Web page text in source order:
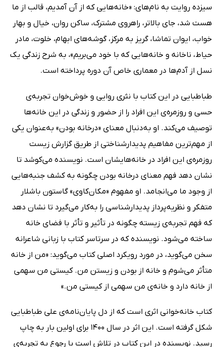
سیزده روایت به نام‌های: «خانه‌هایی که از آن آمدیم، قالب از ما
هست شد، جای بالاتر، راهروی مشترک، ساکن روان، خیال و بهار
خواب، ایوان تماشا، گریز به مرکز، گوشه‌های ابهام، خلوت، مادر
حیاط، ناخانه و خانه‌هایی که با خود می‌بریم»، به شرح زندگی یک
نسل از آدم‌ها در معماری خاص آن دوره پرداخته است.
طباطبایی در این کتاب با نثری روایی و خوش‌خوان تجربه‌ی
حسی و روزمره‌ی این افراد را از حضور و زندگی در این خانه‌ها
توصیف می‌کند. او به‌دنبال معنای «درخانه بودن» به‌عنوان یکی
از مهم‌ترین مفاهیم پدیدارشناختی از طریق گزارش زیست
روزمره‌ی این افراد در خانه‌هایشان است. نویسنده می‌کوشد تا
نشان دهد فهم معنای درخانه بودن چگونه به کشف جنبه‌هایی
از وجود ما می‌انجامد. او مفهوم «مکان‌کاوی» گاستون باشلار
متفکر و نظریه‌پرداز پدیدارشناسی را به‌کار می‌گیرد تا نشان دهد
که فهم تجربه‌ی زیسته چگونه در تأثیر و تأثر با فضای خانه
ساخته می‌شود. نویسنده که در سرتاسر کتاب با زبانی شاعرانه
سخن می‌گوید، در مورد رویکرد اصلی کتاب می‌گوید: «من از خانه
متأثر می‌شوم و خانه از بودن و زیستن من. کیستی من سهمی
از خانه دارد و خانه‌ی من سهمی از کیستی من.»
کتاب خانه‌خوانی اثری است که از دل پایان‌نامه‌ی علی طباطبایی
شکل گرفته است. این اثر در سال 1400 برای اولین بار به چاپ
رسید. نویسنده در این کتاب در تلاش است با رجوع به تجربه‌ی